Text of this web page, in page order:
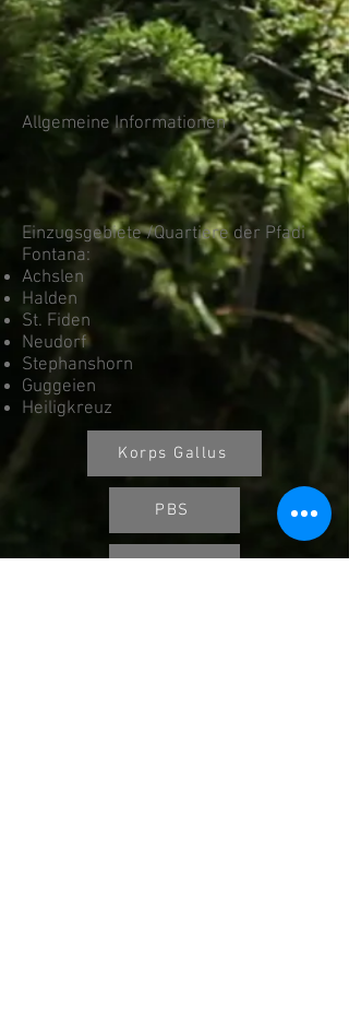
Allgemeine Informationen
Einzugsgebiete /Quartiere der Pfadi
Fontana:
Achslen
Halden
St. Fiden
Neudorf
Stephanshorn
Guggeien
Heiligkreuz
Korps Gallus
PBS